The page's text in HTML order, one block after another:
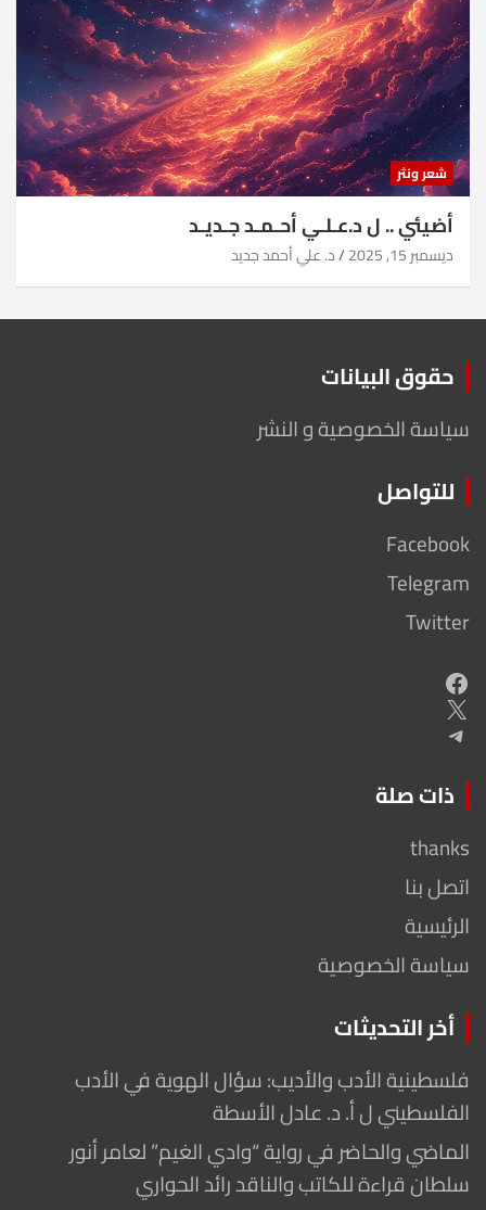
شعر ونثر
أضيئي .. ل د.عـلـي أحـمـد جـديـد
ديسمبر 15, 2025 د. علي أحمد جديد
حقوق البيانات
سياسة الخصوصية و النشر
للتواصل
Facebook
Telegram
Twitter
Facebook
X
Telegram
ذات صلة
thanks
اتصل بنا
الرئيسية
سياسة الخصوصية
أخر التحديثات
فلسطينية الأدب والأديب: سؤال الهوية في الأدب
الفلسطيني ل أ. د. عادل الأسطة
الماضي والحاضر في رواية “وادي الغيم” لعامر أنور
سلطان قراءة للكاتب والناقد رائد الحواري